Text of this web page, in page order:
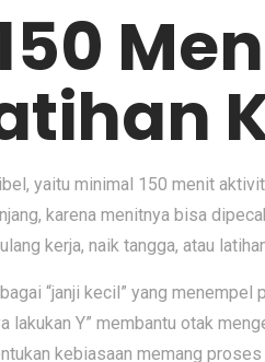
yaitu minimal 150 menit
karena menitnya bisa
kerja, naik tangga, atau
“janji kecil” yang
lakukan Y” membantu otak
kebiasaan memang proses